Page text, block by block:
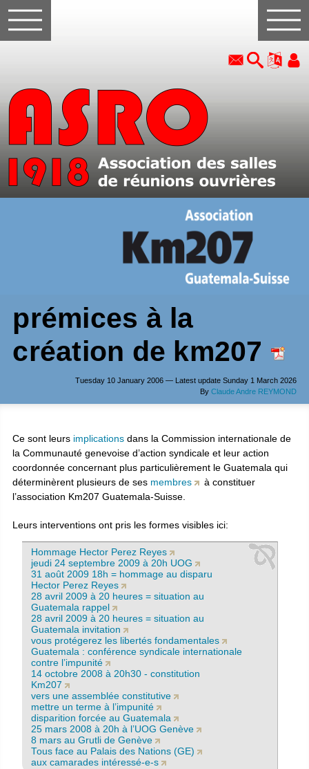
prémices à la
création de km207
Tuesday 10 January 2006 — Latest update Sunday 1 March 2026
By Claude Andre REYMOND
Ce sont leurs implications dans la Commission internationale de
la Communauté genevoise d’action syndicale et leur action
coordonnée concernant plus particulièrement le Guatemala qui
déterminèrent plusieurs de ses membres
à constituer
l’association Km207 Guatemala-Suisse.
Leurs interventions ont pris les formes visibles ici:
Hommage Hector Perez Reyes
jeudi 24 septembre 2009 à 20h UOG
31 août 2009 18h = hommage au disparu
Hector Perez Reyes
28 avril 2009 à 20 heures = situation au
Guatemala rappel
28 avril 2009 à 20 heures = situation au
Guatemala invitation
vous protégerez les libertés fondamentales
Guatemala : conférence syndicale internationale
contre l’impunité
14 octobre 2008 à 20h30 - constitution
Km207
vers une assemblée constitutive
mettre un terme à l’impunité
disparition forcée au Guatemala
25 mars 2008 à 20h à l’UOG Genève
8 mars au Grutli de Genève
Tous face au Palais des Nations (GE)
aux camarades intéressé-e-s